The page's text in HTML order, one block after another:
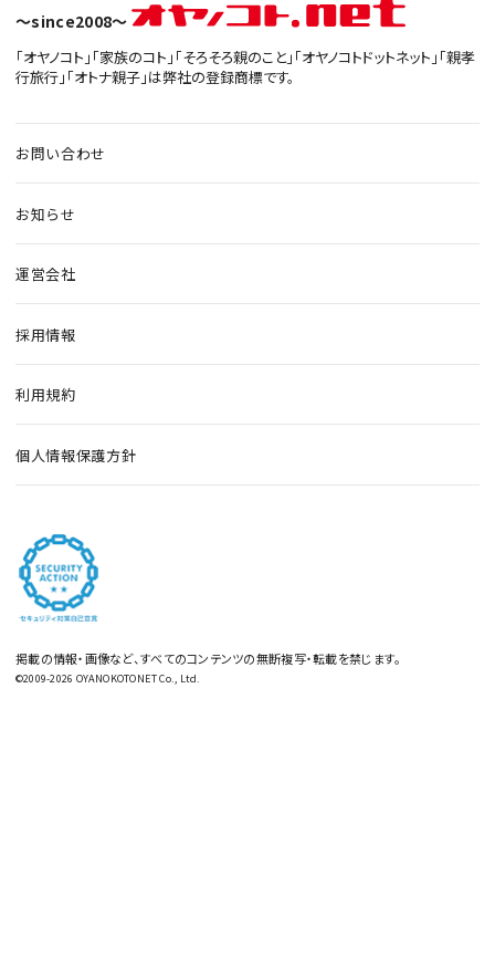
〜since2008〜
「オヤノコト」「家族のコト」「そろそろ親のこと」「オヤノコトドットネット」「親孝
行旅行」「オトナ親子」は弊社の登録商標です。
お問い合わせ
お知らせ
運営会社
採用情報
利用規約
個人情報保護方針
掲載の情報・画像など、すべてのコンテンツの無断複写・転載を禁じます。
©2009-2026 OYANOKOTONET Co., Ltd.